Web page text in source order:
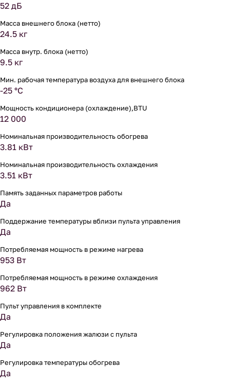
52 дБ
Масса внешнего блока (нетто)
24.5 кг
Масса внутр. блока (нетто)
9.5 кг
Мин. рабочая температура воздуха для внешнего блока
-25 °С
Мощность кондиционера (охлаждение),BTU
12 000
Номинальная производительность обогрева
3.81 кВт
Номинальная производительность охлаждения
3.51 кВт
Память заданных параметров работы
Да
Поддержание температуры вблизи пульта управления
Да
Потребляемая мощность в режиме нагрева
953 Вт
Потребляемая мощность в режиме охлаждения
962 Вт
Пульт управления в комплекте
Да
Регулировка положения жалюзи с пульта
Да
Регулировка температуры обогрева
Да